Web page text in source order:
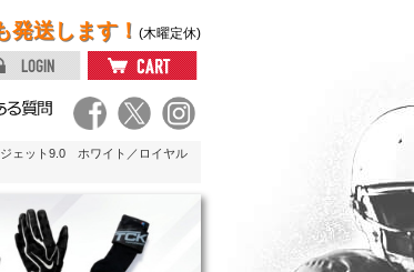
発送します！ (木曜定休)
ェット9.0 ホワイト／ロイヤル